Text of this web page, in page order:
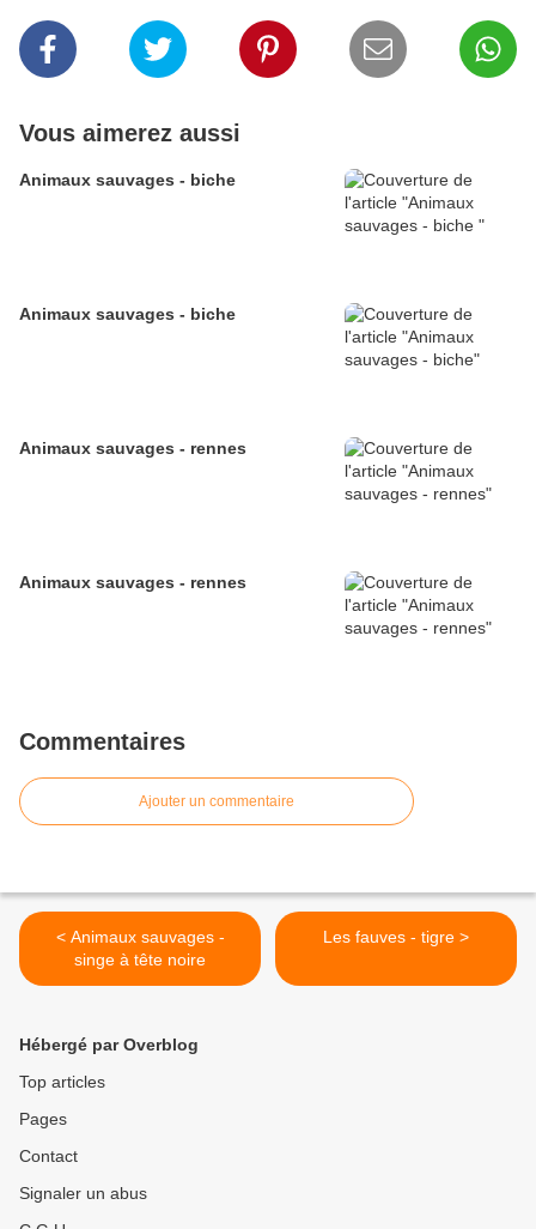
Vous aimerez aussi
Animaux sauvages - biche
Animaux sauvages - biche
Animaux sauvages - rennes
Animaux sauvages - rennes
Commentaires
Ajouter un commentaire
< Animaux sauvages -
singe à tête noire
Les fauves - tigre >
Hébergé par Overblog
Top articles
Pages
Contact
Signaler un abus